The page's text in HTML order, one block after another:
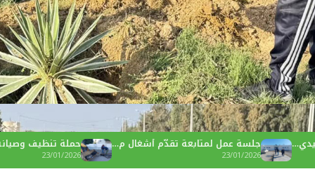
لمتابعة تقدّم أشغال م… حملة تنظيف وصيانة قنوات تصريف…